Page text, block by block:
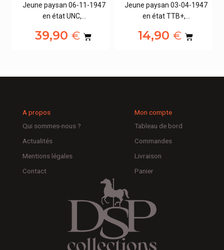
Jeune paysan 06-11-1947
en état UNC,…
39,90€
Jeune paysan 03-04-1947
en état TTB+,…
14,90 €
A propos
Qui sommes-nous ?
Actualités
Mentions légales
Contact
Mon compte
Tableau de bord
Commandes
Livraison
Panier